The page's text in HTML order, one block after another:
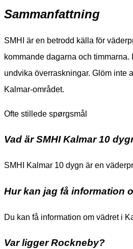
Sammanfattning
SMHI är en betrodd källa för
kommande dagarna och
undvika överraskningar. Glöm inte
Kalmar-området.
Ofte stillede spørgsmål
Vad är SMHI Kalmar 10
SMHI Kalmar 10 dygn är en
Hur kan jag få information
Du kan få information om vädret i
Var ligger Rockneby?